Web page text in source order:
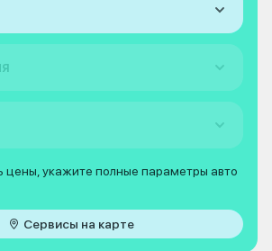
цены, укажите полные параметры авто
Сервисы на карте